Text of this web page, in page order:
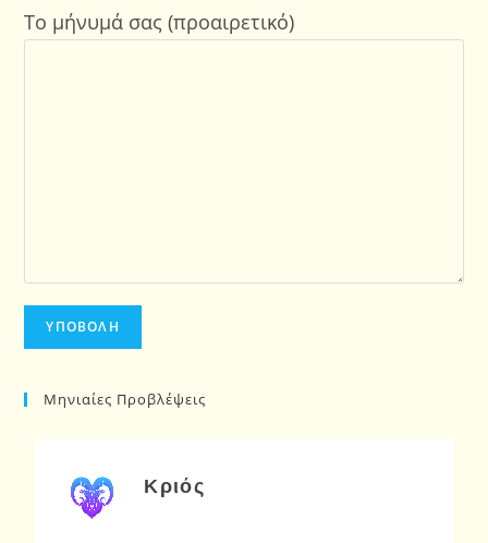
Το μήνυμά σας (προαιρετικό)
Μηνιαίες Προβλέψεις
Κριός